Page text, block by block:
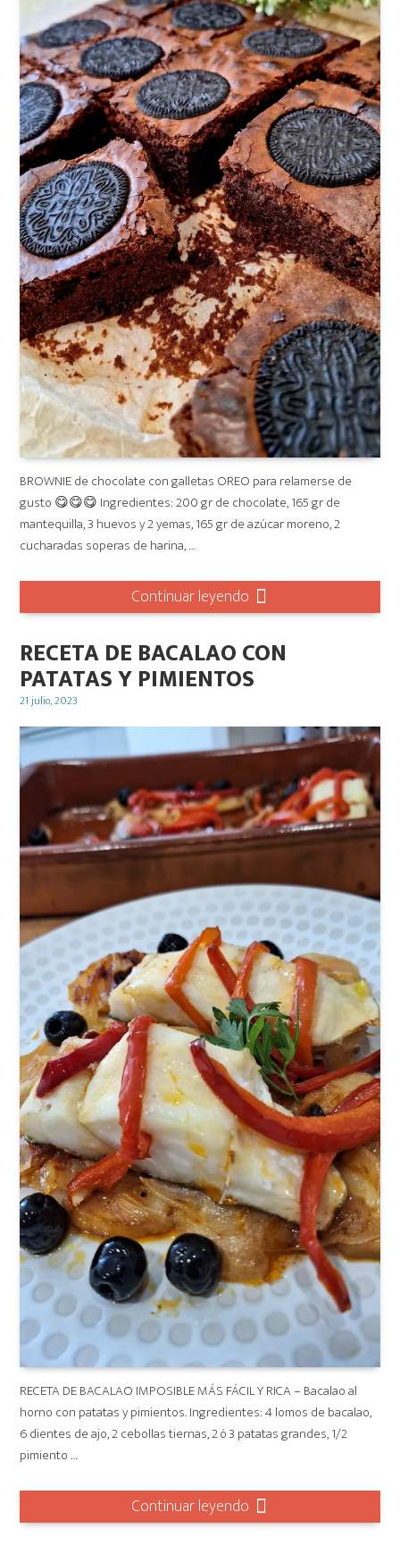
BROWNIE de chocolate con galletas OREO para relamerse de
gusto 😋😋😋 Ingredientes: 200 gr de chocolate, 165 gr de
mantequilla, 3 huevos y 2 yemas, 165 gr de azúcar moreno, 2
cucharadas soperas de harina, …
Continuar leyendo
RECETA DE BACALAO CON
PATATAS Y PIMIENTOS
Posted
21 julio, 2023
RECETA DE BACALAO IMPOSIBLE MÁS FÁCIL Y RICA – Bacalao al
horno con patatas y pimientos. Ingredientes: 4 lomos de bacalao,
6 dientes de ajo, 2 cebollas tiernas, 2 ó 3 patatas grandes, 1/2
pimiento …
Continuar leyendo